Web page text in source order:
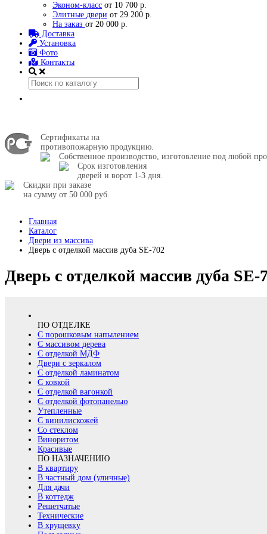
Эконом-класс от 10 700 р.
Элитные двери от 29 200 р.
На заказ от 20 000 р.
Доставка
Установка
Фото
Контакты
Сертификаты на
противопожарную продукцию.
Собственное производство, изготовление под любой
Срок изготовления
дверей и ворот 1-3 дня.
Скидки при заказе
на сумму от 50 000 руб.
Главная
Каталог
Двери из массива
Дверь с отделкой массив дуба SE-702
Дверь с отделкой массив дуба SE-
ПО ОТДЕЛКЕ
С порошковым напылением
С массивом дерева
С отделкой МДФ
Двери с зеркалом
С отделкой ламинатом
С ковкой
С отделкой вагонкой
С отделкой фотопанелью
Утепленные
С винилискожей
Со стеклом
Виноритом
Красивые
ПО НАЗНАЧЕНИЮ
В квартиру
В частный дом (уличные)
Для дачи
В коттедж
Решетчатые
Технические
В хрущевку